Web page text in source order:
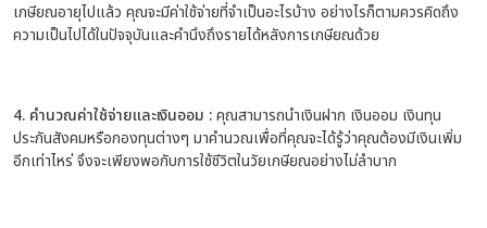
เกษียณอายุไปแล้ว คุณจะมีค่าใช้จ่ายที่จำเป็นอะไรบ้าง อย่างไรก็ตามควรคิดถึง
ความเป็นไปได้ในปัจจุบันและคำนึงถึงรายได้หลังการเกษียณด้วย
4. คำนวณค่าใช้จ่ายและเงินออม :คุณสามารถนำเงินฝาก เงินออม เงินทุน
ประกันสังคมหรือกองทุนต่างๆ มาคำนวณเพื่อที่คุณจะได้รู้ว่าคุณต้องมีเงินเพิ่ม
อีกเท่าไหร่ จึงจะเพียงพอกับการใช้ชีวิตในวัยเกษียณอย่างไม่ลำบาก